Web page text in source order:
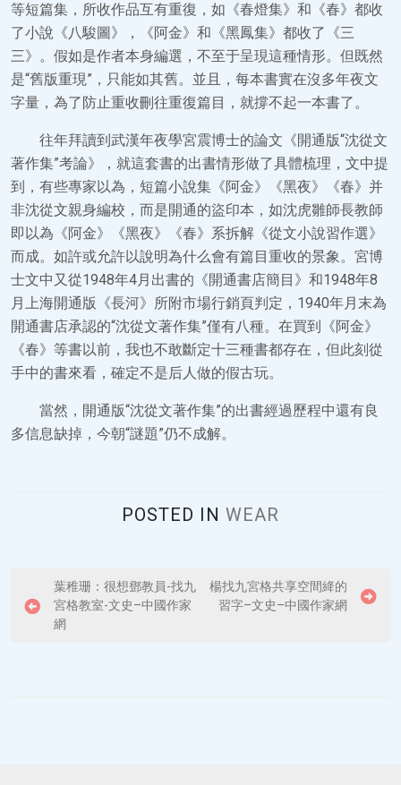
等短篇集，所收作品互有重復，如《春燈集》和《春》都收
了小說《八駿圖》，《阿金》和《黑鳳集》都收了《三
三》。假如是作者本身編選，不至于呈現這種情形。但既然
是“舊版重現”，只能如其舊。並且，每本書實在沒多年夜文
字量，為了防止重收刪往重復篇目，就撐不起一本書了。
往年拜讀到武漢年夜學宮震博士的論文《開通版“沈從文
著作集”考論》，就這套書的出書情形做了具體梳理，文中提
到，有些專家以為，短篇小說集《阿金》《黑夜》《春》并
非沈從文親身編校，而是開通的盜印本，如沈虎雛師長教師
即以為《阿金》《黑夜》《春》系拆解《從文小說習作選》
而成。如許或允許以說明為什么會有篇目重收的景象。宮博
士文中又從1948年4月出書的《開通書店簡目》和1948年8
月上海開通版《長河》所附市場行銷頁判定，1940年月末為
開通書店承認的“沈從文著作集”僅有八種。在買到《阿金》
《春》等書以前，我也不敢斷定十三種書都存在，但此刻從
手中的書來看，確定不是后人做的假古玩。
當然，開通版“沈從文著作集”的出書經過歷程中還有良
多信息缺掉，今朝“謎題”仍不成解。
POSTED IN WEAR
o
葉稚珊：很想鄧教員-找九
宮格教室-文史–中國作家
網
楊找九宮格共享空間絳的
習字–文史–中國作家網